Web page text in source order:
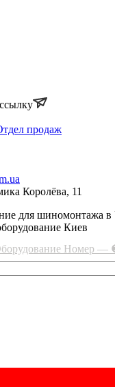
продаж
Королёва, 11
для шиномонтажа в
Киев
Номер —